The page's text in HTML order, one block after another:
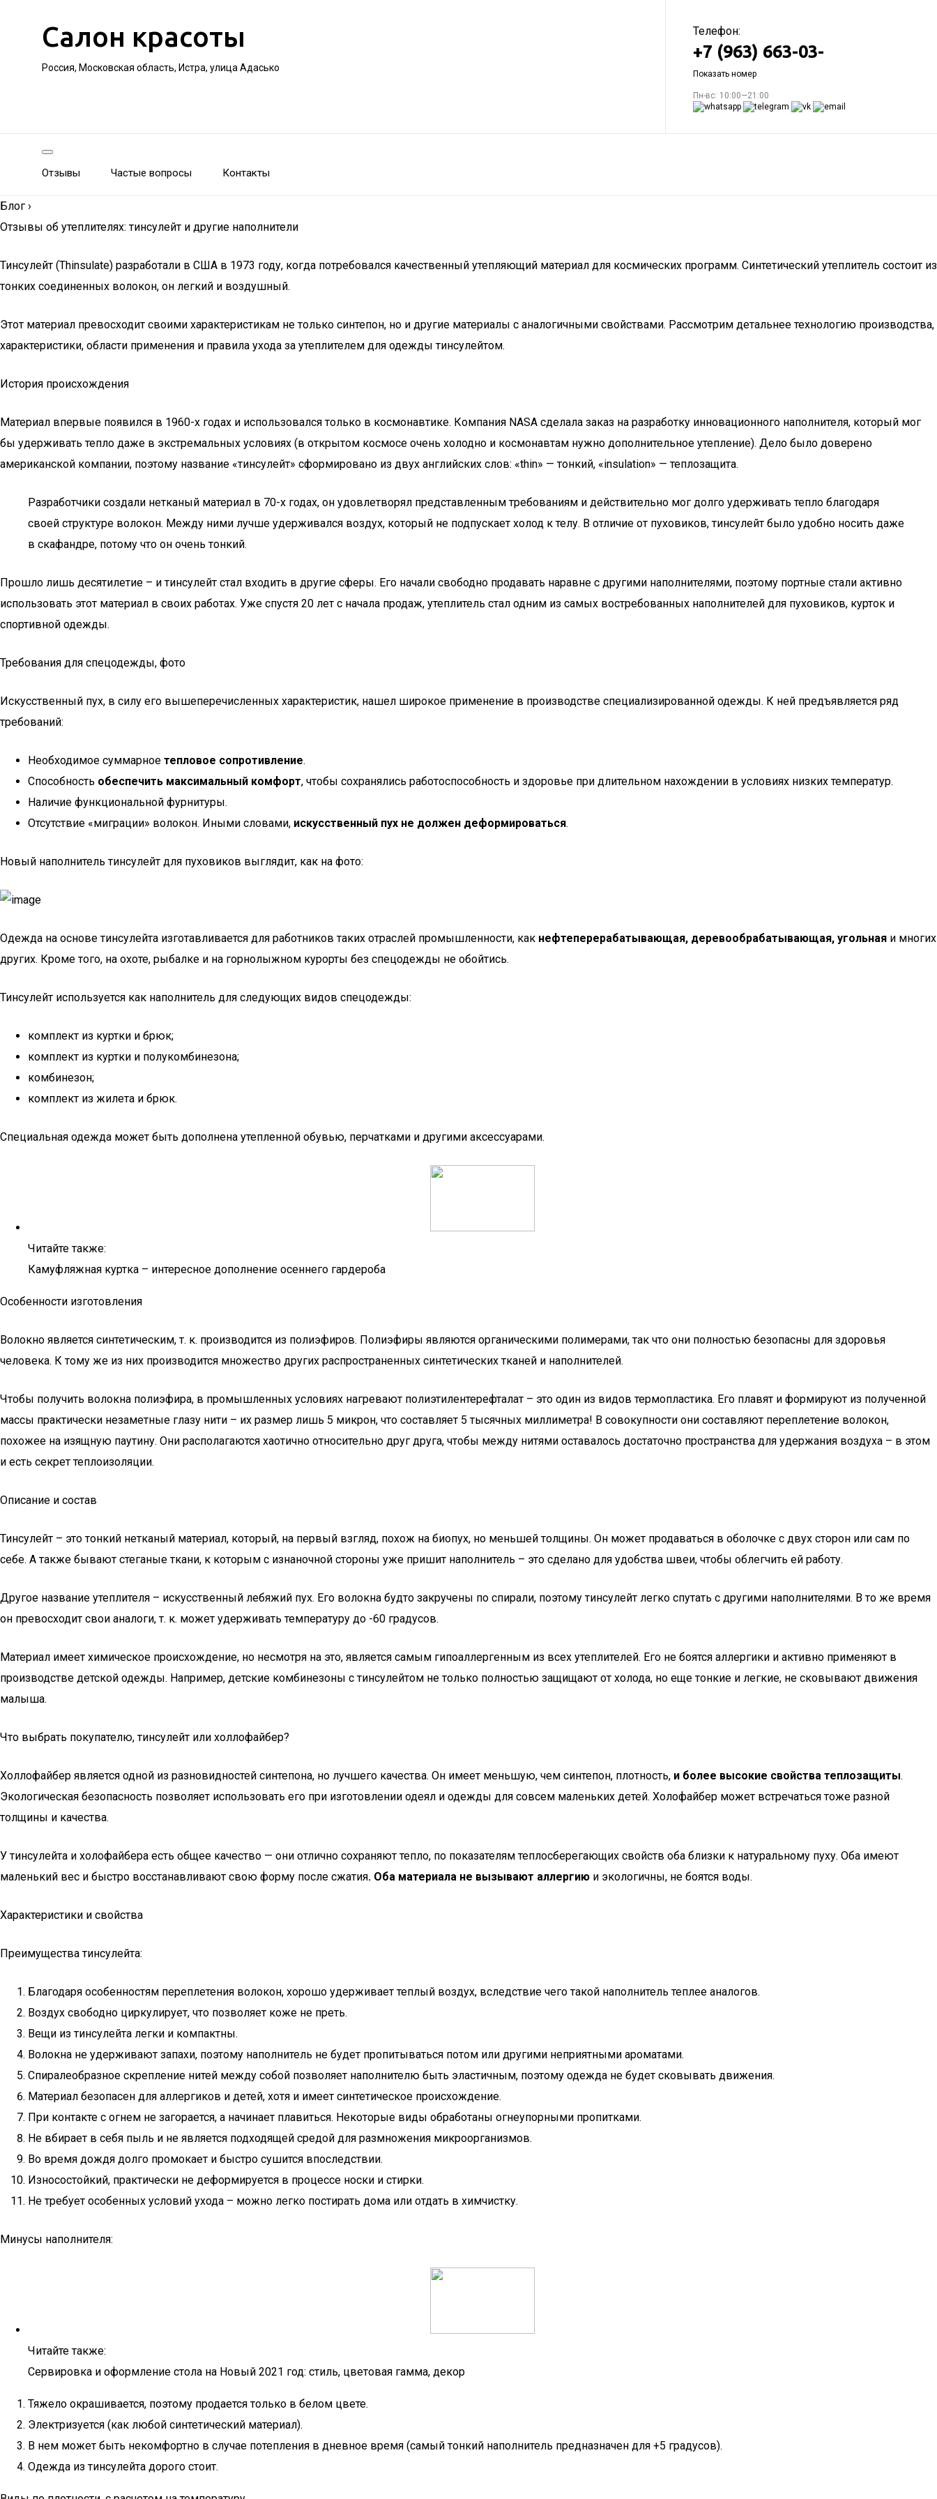
Салон красоты
Россия, Московская область, Истра, улица Адасько
Телефон:
+7 (963) 663-03-
Показать номер
Пн-вс: 10:00—21:00
Отзывы Частые вопросы Контакты
Блог ›
Отзывы об утеплителях: тинсулейт и другие наполнители
Тинсулейт (Thinsulate) разработали в США в 1973 году, когда потребовался качественный утепляющий материал для космических программ. Синтетический утеплитель состоит из
тонких соединенных волокон, он легкий и воздушный.
Этот материал превосходит своими характеристикам не только синтепон, но и другие материалы с аналогичными свойствами. Рассмотрим детальнее технологию производства,
характеристики, области применения и правила ухода за утеплителем для одежды тинсулейтом.
История происхождения
Материал впервые появился в 1960-х годах и использовался только в космонавтике. Компания NASA сделала заказ на разработку инновационного наполнителя, который мог
бы удерживать тепло даже в экстремальных условиях (в открытом космосе очень холодно и космонавтам нужно дополнительное утепление). Дело было доверено
американской компании, поэтому название «тинсулейт» сформировано из двух английских слов: «thin» — тонкий, «insulation» — теплозащита.
Разработчики создали нетканый материал в 70-х годах, он удовлетворял представленным требованиям и действительно мог долго удерживать тепло благодаря
своей структуре волокон. Между ними лучше удерживался воздух, который не подпускает холод к телу. В отличие от пуховиков, тинсулейт было удобно носить даже
в скафандре, потому что он очень тонкий.
Прошло лишь десятилетие – и тинсулейт стал входить в другие сферы. Его начали свободно продавать наравне с другими наполнителями, поэтому портные стали активно
использовать этот материал в своих работах. Уже спустя 20 лет с начала продаж, утеплитель стал одним из самых востребованных наполнителей для пуховиков, курток и
спортивной одежды.
Требования для спецодежды, фото
Искусственный пух, в силу его вышеперечисленных характеристик, нашел широкое применение в производстве специализированной одежды. К ней предъявляется ряд
требований:
Необходимое суммарное тепловое сопротивление.
Способность обеспечить максимальный комфорт, чтобы сохранялись работоспособность и здоровье при длительном нахождении в условиях низких температур.
Наличие функциональной фурнитуры.
Отсутствие «миграции» волокон. Иными словами, искусственный пух не должен деформироваться.
Новый наполнитель тинсулейт для пуховиков выглядит, как на фото:
Одежда на основе тинсулейта изготавливается для работников таких отраслей промышленности, как нефтеперерабатывающая, деревообрабатывающая, угольная и многих
других. Кроме того, на охоте, рыбалке и на горнолыжном курорты без спецодежды не обойтись.
Тинсулейт используется как наполнитель для следующих видов спецодежды:
комплект из куртки и брюк;
комплект из куртки и полукомбинезона;
комбинезон;
комплект из жилета и брюк.
Специальная одежда может быть дополнена утепленной обувью, перчатками и другими аксессуарами.
Читайте также:
Камуфляжная куртка – интересное дополнение осеннего гардероба
Особенности изготовления
Волокно является синтетическим, т. к. производится из полиэфиров. Полиэфиры являются органическими полимерами, так что они полностью безопасны для здоровья
человека. К тому же из них производится множество других распространенных синтетических тканей и наполнителей.
Чтобы получить волокна полиэфира, в промышленных условиях нагревают полиэтилентерефталат – это один из видов термопластика. Его плавят и формируют из полученной
массы практически незаметные глазу нити – их размер лишь 5 микрон, что составляет 5 тысячных миллиметра! В совокупности они составляют переплетение волокон,
похожее на изящную паутину. Они располагаются хаотично относительно друг друга, чтобы между нитями оставалось достаточно пространства для удержания воздуха – в этом
и есть секрет теплоизоляции.
Описание и состав
Тинсулейт – это тонкий нетканый материал, который, на первый взгляд, похож на биопух, но меньшей толщины. Он может продаваться в оболочке с двух сторон или сам по
себе. А также бывают стеганые ткани, к которым с изнаночной стороны уже пришит наполнитель – это сделано для удобства швеи, чтобы облегчить ей работу.
Другое название утеплителя – искусственный лебяжий пух. Его волокна будто закручены по спирали, поэтому тинсулейт легко спутать с другими наполнителями. В то же время
он превосходит свои аналоги, т. к. может удерживать температуру до -60 градусов.
Материал имеет химическое происхождение, но несмотря на это, является самым гипоаллергенным из всех утеплителей. Его не боятся аллергики и активно применяют в
производстве детской одежды. Например, детские комбинезоны с тинсулейтом не только полностью защищают от холода, но еще тонкие и легкие, не сковывают движения
малыша.
Что выбрать покупателю, тинсулейт или холлофайбер?
Холлофайбер является одной из разновидностей синтепона, но лучшего качества. Он имеет меньшую, чем синтепон, плотность, и более высокие свойства теплозащиты.
Экологическая безопасность позволяет использовать его при изготовлении одеял и одежды для совсем маленьких детей. Холофайбер может встречаться тоже разной
толщины и качества.
У тинсулейта и холофайбера есть общее качество — они отлично сохраняют тепло, по показателям теплосберегающих свойств оба близки к натуральному пуху. Оба имеют
маленький вес и быстро восстанавливают свою форму после сжатия. Оба материала не вызывают аллергию и экологичны, не боятся воды.
Характеристики и свойства
Преимущества тинсулейта:
Благодаря особенностям переплетения волокон, хорошо удерживает теплый воздух, вследствие чего такой наполнитель теплее аналогов.
Воздух свободно циркулирует, что позволяет коже не преть.
Вещи из тинсулейта легки и компактны.
Волокна не удерживают запахи, поэтому наполнитель не будет пропитываться потом или другими неприятными ароматами.
Спиралеобразное скрепление нитей между собой позволяет наполнителю быть эластичным, поэтому одежда не будет сковывать движения.
Материал безопасен для аллергиков и детей, хотя и имеет синтетическое происхождение.
При контакте с огнем не загорается, а начинает плавиться. Некоторые виды обработаны огнеупорными пропитками.
Не вбирает в себя пыль и не является подходящей средой для размножения микроорганизмов.
Во время дождя долго промокает и быстро сушится впоследствии.
Износостойкий, практически не деформируется в процессе носки и стирки.
Не требует особенных условий ухода – можно легко постирать дома или отдать в химчистку.
Минусы наполнителя:
Читайте также:
Сервировка и оформление стола на Новый 2021 год: стиль, цветовая гамма, декор
Тяжело окрашивается, поэтому продается только в белом цвете.
Электризуется (как любой синтетический материал).
В нем может быть некомфортно в случае потепления в дневное время (самый тонкий наполнитель предназначен для +5 градусов).
Одежда из тинсулейта дорого стоит.